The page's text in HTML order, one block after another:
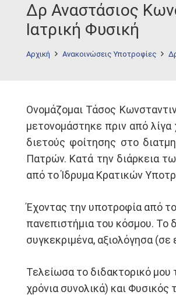
Δρ Αναστάσιος
Ιατρική Φυσική
Αρχική Ανακοινώσεις Υποτροφίες
Ονομάζομαι Τάσος
μετονομάστηκε πριν από
διετούς φοίτησης στο
Πατρών. Κατά την διάρκεια
από το Ίδρυμα Κρατικών
Έχοντας την υποτροφία από
πανεπιστήμια του κόσμου. Το
συγκεκριμένα, αξιολόγησα
Τελείωσα το διδακτορικό μου
χρόνια συνολικά) και